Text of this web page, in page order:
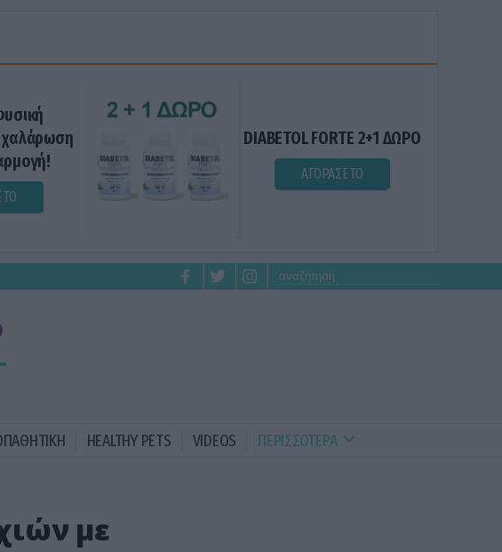
ΤΟ
DIABETOL FORTE 2+1 ΔΩΡΟ
ΑΓΟΡΑΣΕ ΤΟ
HEALTHY PETS VIDEOS ΠΕΡΙΣΣΟΤΕΡΑ
με